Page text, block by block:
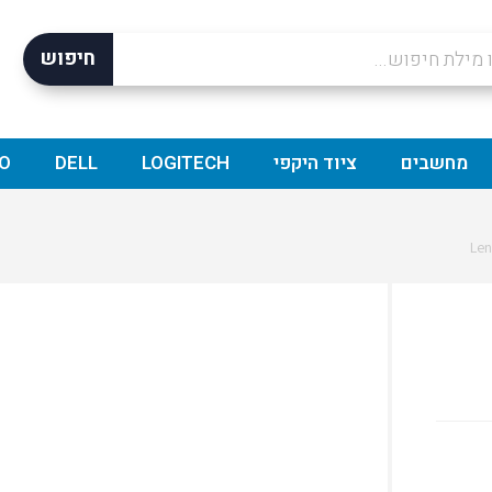
חיפוש
מחשבים ציוד היקפי LOGITECH
DELL